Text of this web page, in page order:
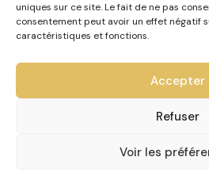
uniques sur ce site. Le fait de ne pas
consentement peut avoir un effet négatif
caractéristiques et fonctions.
Accepter
Refuser
Voir les
FAQ
Livraison